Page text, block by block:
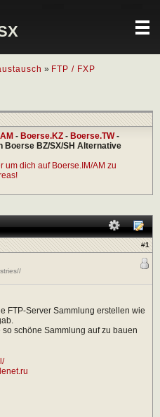
» FTP / FXP
- Boerse.KZ - Boerse.TW-
Boerse BZ/SX/SH Alternative
um dich auf Boerse.IM/AM zu
#1
FTP-Server Sammlung erstellen wie
schöne Sammlung auf zu bauen